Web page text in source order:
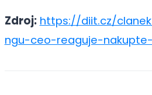
Zdroj: https://diit.cz/
ngu-ceo-reaguje-